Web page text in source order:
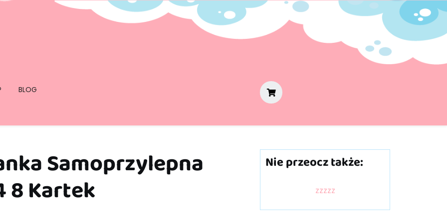
BLOG
Samoprzylepna
8 Kartek
Nie przeocz także:
zzzzz